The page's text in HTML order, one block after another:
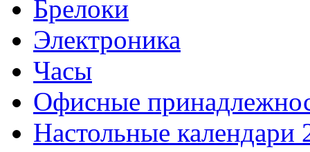
Брелоки
Электроника
Часы
Офисные
Настольные календари